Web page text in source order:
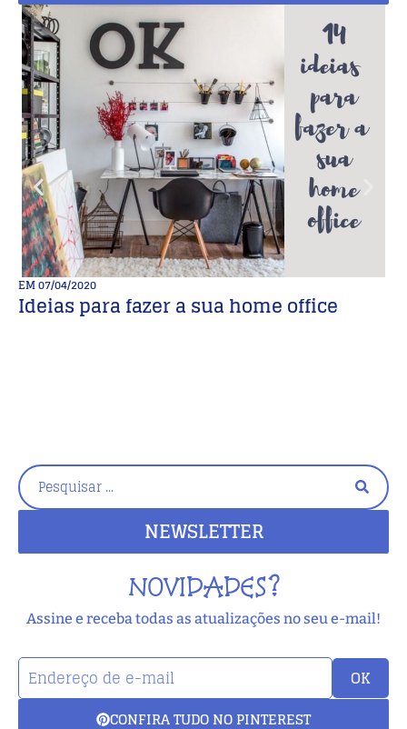
EM07/04/2020
Ideias para fazer a sua home office
NEWSLETTER
NOVIDADES?
Assine e receba todas as atualizações no seu e-mail!
OK
CONFIRA TUDO NO PINTEREST